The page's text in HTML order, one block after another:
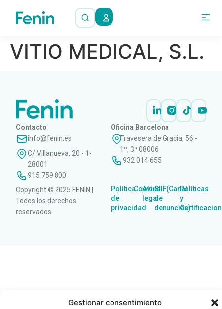
Gestionar consentimiento
VITIO MEDICAL, S.L.
Contacto
info@fenin.es
C/ Villanueva, 20 - 1-
28001
915 759 800
Oficina Barcelona
Travesera de Gracia, 56 -
1º, 3ª 08006
932 014 655
Copyright © 2025 FENIN |
Todos los derechos
reservados
Política
de
privacidad
|Cookies
|Aviso
legal
|SIIF(Canal
de
denuncias)
|Políticas
y